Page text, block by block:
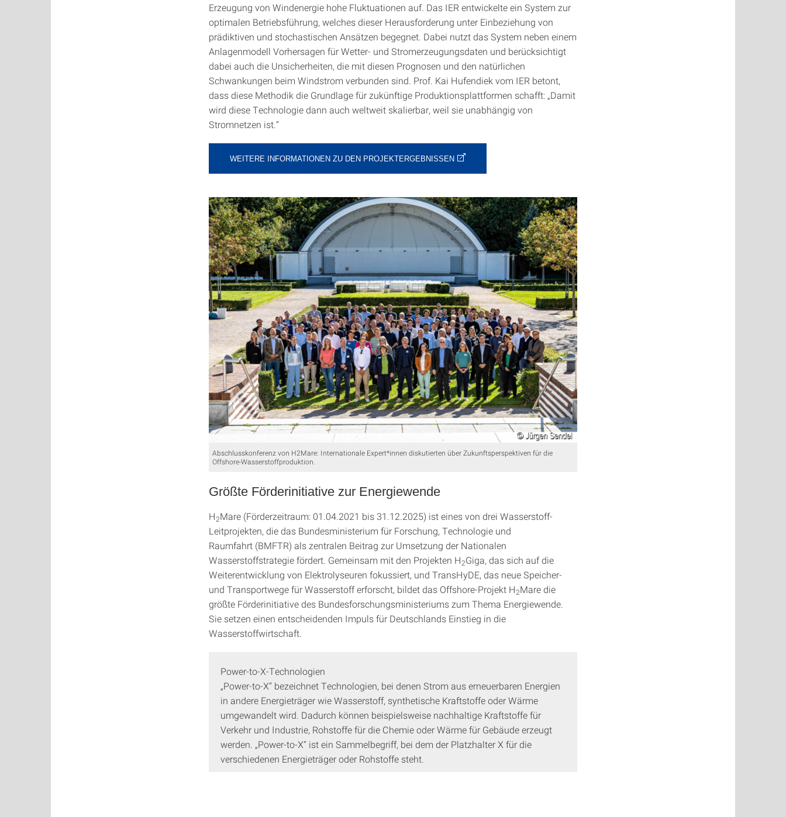
Erzeugung von Windenergie hohe Fluktuationen auf. Das IER entwickelte ein System zur
optimalen Betriebsführung, welches dieser Herausforderung unter Einbeziehung von
prädiktiven und stochastischen Ansätzen begegnet. Dabei nutzt das System neben einem
Anlagenmodell Vorhersagen für Wetter- und Stromerzeugungsdaten und berücksichtigt
dabei auch die Unsicherheiten, die mit diesen Prognosen und den natürlichen
Schwankungen beim Windstrom verbunden sind. Prof. Kai Hufendiek vom IER betont,
dass diese Methodik die Grundlage für zukünftige Produktionsplattformen schafft: „Damit
wird diese Technologie dann auch weltweit skalierbar, weil sie unabhängig von
Stromnetzen ist.“
WEITERE INFORMATIONEN ZU DEN PROJEKTERGEBNISSEN
Abschlusskonferenz von H2Mare: Internationale Expert*innen diskutierten über Zukunftsperspektiven für die
Offshore-Wasserstoffproduktion.
Größte Förderinitiative zur Energiewende
H2Mare (Förderzeitraum: 01.04.2021 bis 31.12.2025) ist eines von drei Wasserstoff-
Leitprojekten, die das Bundesministerium für Forschung, Technologie und
Raumfahrt (BMFTR) als zentralen Beitrag zur Umsetzung der Nationalen
Wasserstoffstrategie fördert. Gemeinsam mit den Projekten H2Giga, das sich auf die
Weiterentwicklung von Elektrolyseuren fokussiert, und TransHyDE, das neue Speicher-
und Transportwege für Wasserstoff erforscht, bildet das Offshore-Projekt H2Mare die
größte Förderinitiative des Bundesforschungsministeriums zum Thema Energiewende.
Sie setzen einen entscheidenden Impuls für Deutschlands Einstieg in die
Wasserstoffwirtschaft.
Power-to-X-Technologien
„Power-to-X“ bezeichnet Technologien, bei denen Strom aus erneuerbaren Energien
in andere Energieträger wie Wasserstoff, synthetische Kraftstoffe oder Wärme
umgewandelt wird. Dadurch können beispielsweise nachhaltige Kraftstoffe für
Verkehr und Industrie, Rohstoffe für die Chemie oder Wärme für Gebäude erzeugt
werden. „Power-to-X“ ist ein Sammelbegriff, bei dem der Platzhalter X für die
verschiedenen Energieträger oder Rohstoffe steht.